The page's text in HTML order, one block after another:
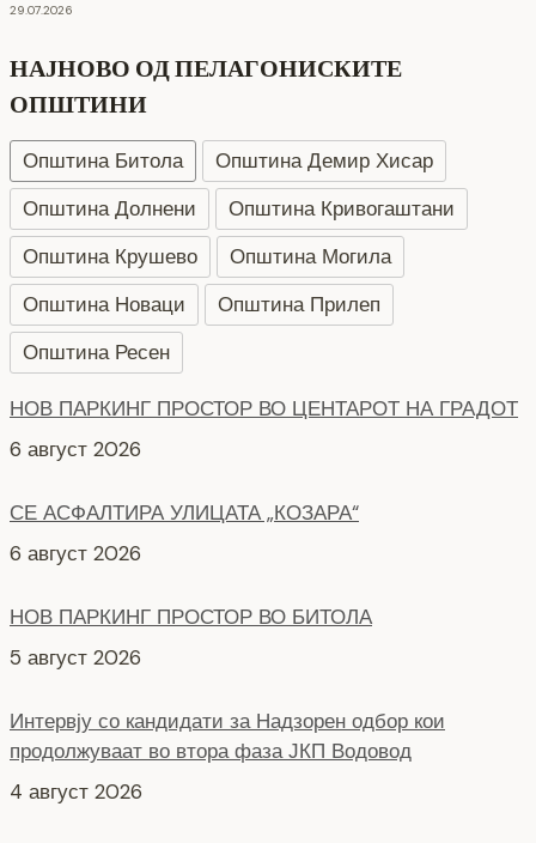
29.07.2026
НАЈНОВО ОД ПЕЛАГОНИСКИТЕ
ОПШТИНИ
Општина Битола
Општина Демир Хисар
Општина Долнени
Општина Кривогаштани
Општина Крушево
Општина Могила
Општина Новаци
Општина Прилеп
Општина Ресен
НОВ ПАРКИНГ ПРОСТОР ВО ЦЕНТАРОТ НА ГРАДОТ
6 август 2026
СЕ АСФАЛТИРА УЛИЦАТА „КОЗАРА“
6 август 2026
НОВ ПАРКИНГ ПРОСТОР ВО БИТОЛА
5 август 2026
Интервју со кандидати за Надзорен одбор кои
продолжуваат во втора фаза ЈКП Водовод
СЕ АСФАЛТИРААТ УШТЕ ДВЕ УЛИЦИ КАЈ
ЗДРАВСТВEНИОТ ДОМ